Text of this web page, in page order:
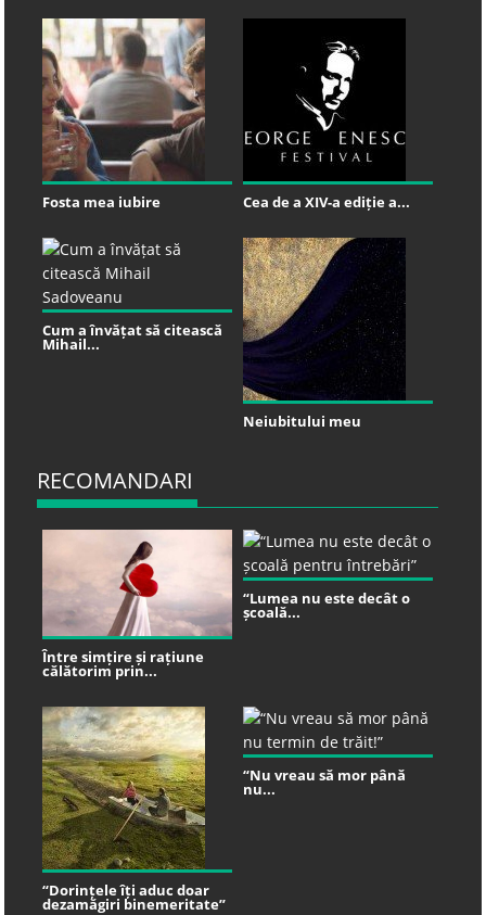
Fosta mea iubire Cea de a XIV-a ediție a...
Cum a învățat să citească
Mihail...
Neiubitului meu
RECOMANDARI
Între simțire și rațiune
călătorim prin...
“Lumea nu este decât o
școală...
“Dorințele îți aduc doar
dezamăgiri binemeritate”
“Nu vreau să mor până
nu...